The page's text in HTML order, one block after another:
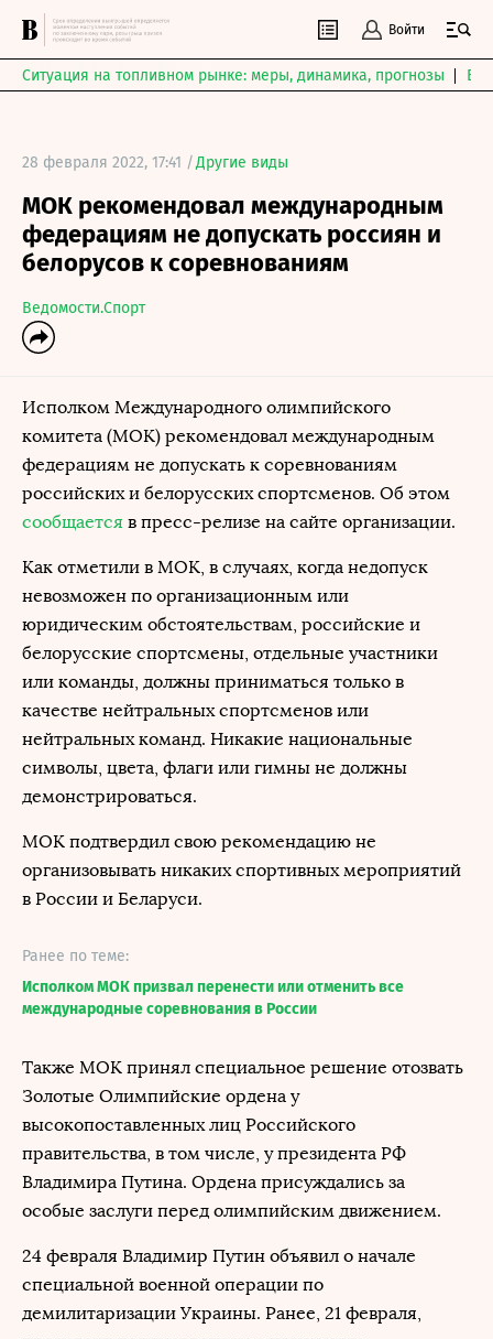
Войти
Ситуация на топливном рынке: меры, динамика, прогнозы
28 февраля 2022, 17:41 /Другие виды
МОК рекомендовал международным
федерациям не допускать россиян и
белорусов к соревнованиям
Ведомости.Спорт
Исполком Международного олимпийского
комитета (МОК) рекомендовал международным
федерациям не допускать к соревнованиям
российских и белорусских спортсменов. Об этом
сообщается в пресс-релизе на сайте организации.
Как отметили в МОК, в случаях, когда недопуск
невозможен по организационным или
юридическим обстоятельствам, российские и
белорусские спортсмены, отдельные участники
или команды, должны приниматься только в
качестве нейтральных спортсменов или
нейтральных команд. Никакие национальные
символы, цвета, флаги или гимны не должны
демонстрироваться.
МОК подтвердил свою рекомендацию не
организовывать никаких спортивных мероприятий
в России и Беларуси.
Ранее по теме:
Исполком МОК призвал перенести или отменить все
международные соревнования в России
Также МОК принял специальное решение отозвать
Золотые Олимпийские ордена у
высокопоставленных лиц Российского
правительства, в том числе, у президента РФ
Владимира Путина. Ордена присуждались за
особые заслуги перед олимпийским движением.
24 февраля Владимир Путин объявил о начале
специальной военной операции по
демилитаризации Украины. Ранее, 21 февраля,